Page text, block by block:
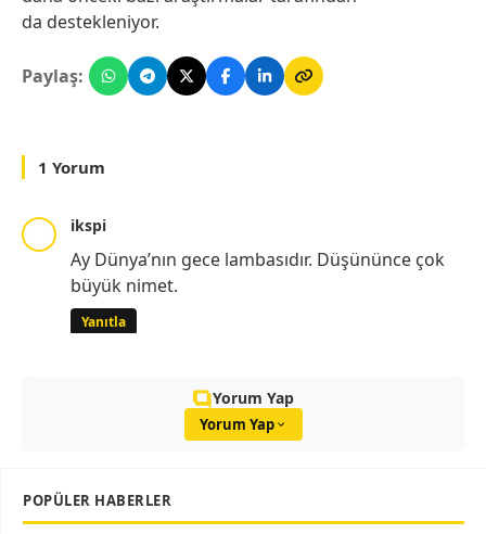
da destekleniyor.
Paylaş:
1 Yorum
ikspi
Ay Dünya’nın gece lambasıdır. Düşününce çok
büyük nimet.
Yanıtla
Yorum Yap
Yorum Yap
POPÜLER HABERLER